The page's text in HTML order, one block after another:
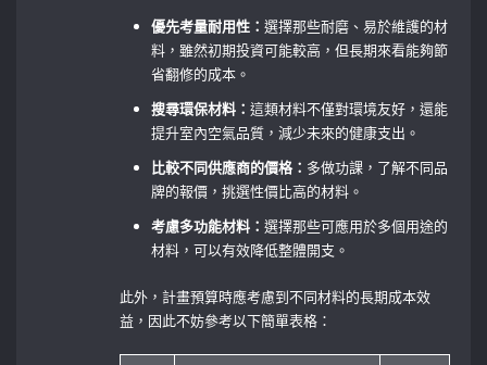
優先考量耐用性：選擇那些耐磨、易於維護的材
料，雖然初期投資可能較高，但長期來看能夠節
省翻修的成本。
搜尋環保材料：這類材料不僅對環境友好，還能
提升室內空氣品質，減少未來的健康支出。
比較不同供應商的價格： 多做功課，了解不同品
牌的報價，挑選性價比高的材料。
考慮多功能材料：選擇那些可應用於多個用途的
材料，可以有效降低整體開支。
此外，計畫預算時應考慮到不同材料的長期成本效
益，因此不妨參考以下簡單表格：